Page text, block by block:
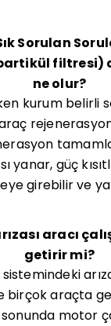
Sorulan
filtresi)
ne olur?
kurum belirli
araç
yanar, güç
girebilir ve
aracı
getirir mi?
birçok araçta
motor